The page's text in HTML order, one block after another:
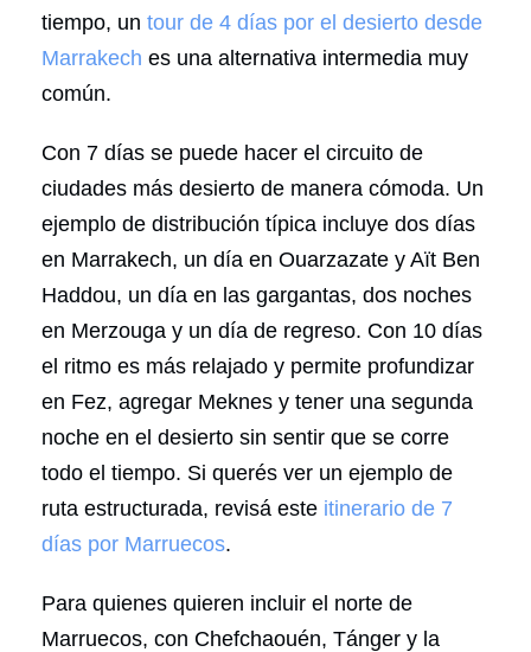
tiempo, un tour de 4 días por el desierto desde
Marrakech es una alternativa intermedia muy
común.
Con 7 días se puede hacer el circuito de
ciudades más desierto de manera cómoda. Un
ejemplo de distribución típica incluye dos días
en Marrakech, un día en Ouarzazate y Aït Ben
Haddou, un día en las gargantas, dos noches
en Merzouga y un día de regreso. Con 10 días
el ritmo es más relajado y permite profundizar
en Fez, agregar Meknes y tener una segunda
noche en el desierto sin sentir que se corre
todo el tiempo. Si querés ver un ejemplo de
ruta estructurada, revisá este itinerario de 7
días por Marruecos.
Para quienes quieren incluir el norte de
Marruecos, con Chefchaouén, Tánger y la